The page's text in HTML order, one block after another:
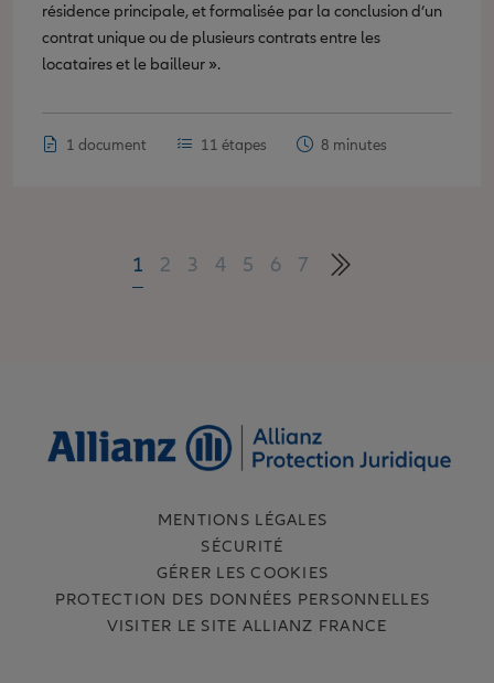
résidence principale, et formalisée par la conclusion d’un
contrat unique ou de plusieurs contrats entre les
locataires et le bailleur ».
1 document 11 étapes 8 minutes
1 2 3 4 5 6 7
MENTIONS LÉGALES
SÉCURITÉ
GÉRER LES COOKIES
PROTECTION DES DONNÉES PERSONNELLES
VISITER LE SITE ALLIANZ FRANCE